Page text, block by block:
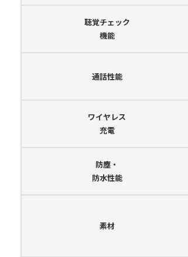
聴覚チェック
機能
通話性能
ワイヤレス
充電
防塵・
防水性能
素材